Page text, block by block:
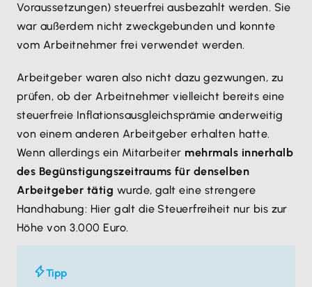
Voraussetzungen) steuerfrei ausbezahlt werden. Sie
war außerdem nicht zweckgebunden und konnte
vom Arbeitnehmer frei verwendet werden.
Arbeitgeber waren also nicht dazu gezwungen, zu
prüfen, ob der Arbeitnehmer vielleicht bereits eine
steuerfreie Inflationsausgleichsprämie anderweitig
von einem anderen Arbeitgeber erhalten hatte.
Wenn allerdings ein Mitarbeiter mehrmals innerhalb
des Begünstigungszeitraums für denselben
Arbeitgeber tätig wurde, galt eine strengere
Handhabung: Hier galt die Steuerfreiheit nur bis zur
Höhe von 3.000 Euro.
Tipp